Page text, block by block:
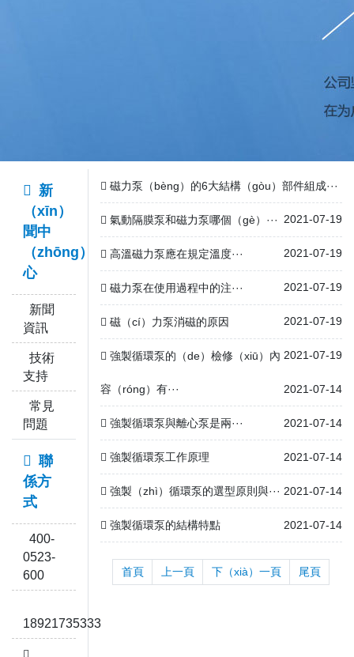
新
（xīn）
聞中
（zhōng）
心
新聞
資訊
技術
支持
常見
問題
聯
係方
式
400-
0523-
600
18921735333
磁力泵（bèng）的6大結構（gòu）部件組成···
2021-07-19
氣動隔膜泵和磁力泵哪個（gè）···
2021-07-19
高溫磁力泵應在規定溫度···
2021-07-19
磁力泵在使用過程中的注···
2021-07-19
磁（cí）力泵消磁的原因
2021-07-19
強製循環泵的（de）檢修（xiū）內
容（róng）有··· 2021-07-14
強製循環泵與離心泵是兩··· 2021-07-14
強製循環泵工作原理 2021-07-14
強製（zhì）循環泵的選型原則與··· 2021-07-14
強製循環泵的結構特點 2021-07-14
首頁 上一頁 下（xià）一頁 尾頁